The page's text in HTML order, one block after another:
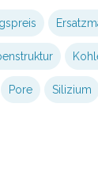
Pore Silizium